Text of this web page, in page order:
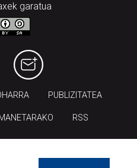
garatua
PUBLIZITATEA
RSS